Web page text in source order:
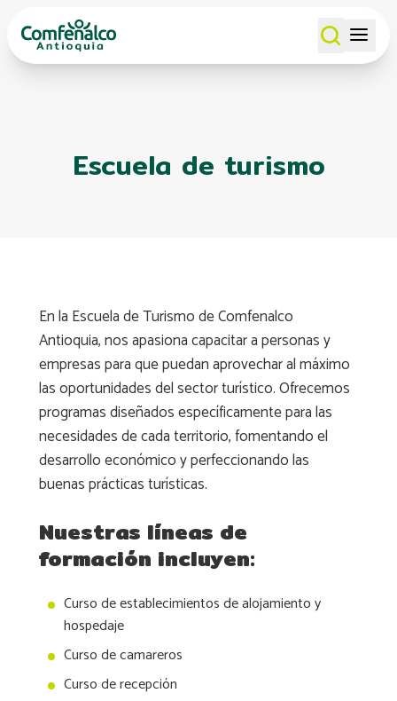
Escuela de turismo
En la Escuela de Turismo de Comfenalco
Antioquia, nos apasiona capacitar a personas y
empresas para que puedan aprovechar al máximo
las oportunidades del sector turístico. Ofrecemos
programas diseñados específicamente para las
necesidades de cada territorio, fomentando el
desarrollo económico y perfeccionando las
buenas prácticas turísticas.
Nuestras líneas de
formación incluyen:
Curso de establecimientos de alojamiento y
hospedaje
Curso de camareros
Curso de recepción